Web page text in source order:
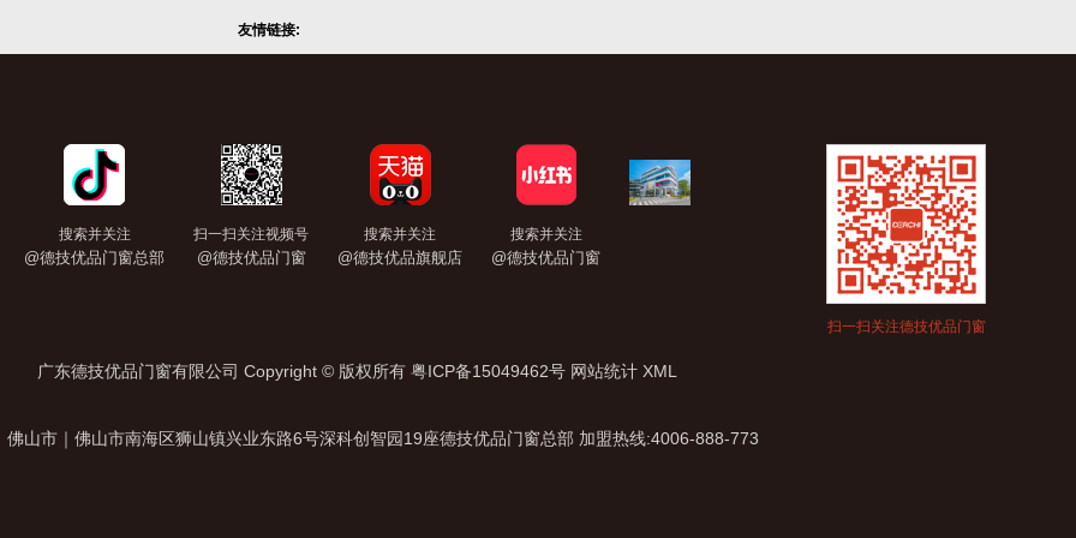
友情链接:
搜索并关注
@德技优品门窗总部
扫一扫关注视频号
@德技优品门窗
搜索并关注
@德技优品旗舰店
搜索并关注
@德技优品门窗
广东德技优品门窗有限公司 Copyright © 版权所有 粤ICP备15049462号 网站统计 XML
佛山市｜佛山市南海区狮山镇兴业东路6号深科创智园19座德技优品门窗总部 加盟热线:4006-888-773
扫一扫关注德技优品门窗